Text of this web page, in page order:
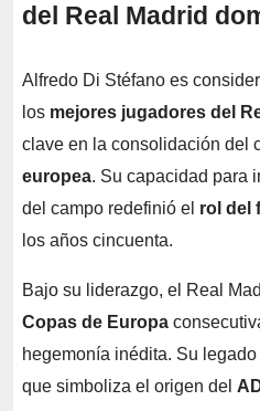
del Real Madrid
Alfredo Di Stéfano es
los mejores jugadores del
clave en la consolidación del
europea. Su capacidad para
del campo redefinió el rol del
los años cincuenta.
Bajo su liderazgo, el Real
Copas de Europa
hegemonía inédita. Su
que simboliza el origen del